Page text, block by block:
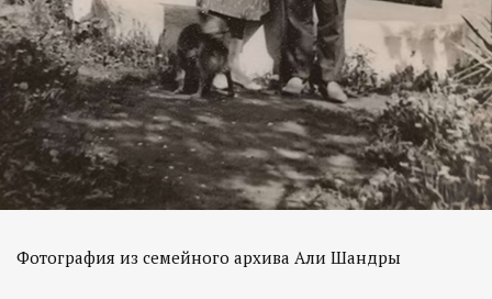
Фотография из семейного архива Али Шандры